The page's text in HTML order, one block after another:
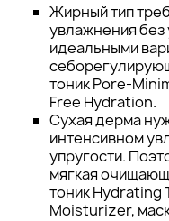
Жирный тип
увлажнения
идеальными
тоник Pore-
Free Hydration.
Сухая дерма
интенсивном
упругости.
мягкая
тоник Hydrating
Moisturizer,